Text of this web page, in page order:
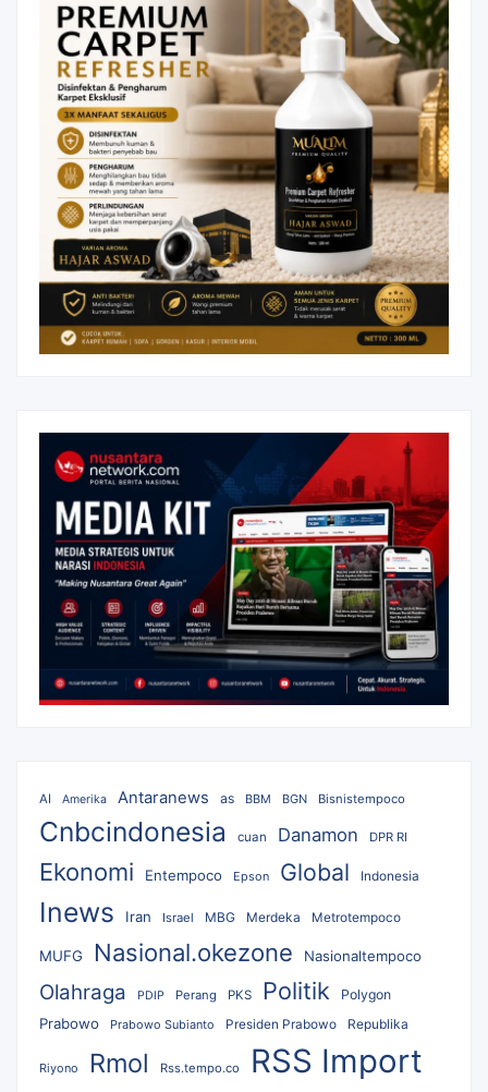
AI Amerika Antaranews as BBM BGN Bisnistempoco
Cnbcindonesia cuan Danamon DPR RI
Ekonomi Entempoco Epson Global Indonesia
Inews Iran Israel MBG Merdeka Metrotempoco
MUFG Nasional.okezone Nasionaltempoco
Olahraga PDIP Perang PKS Politik Polygon
Prabowo Prabowo Subianto Presiden Prabowo Republika
Riyono Rmol Rss.tempo.co RSS Import